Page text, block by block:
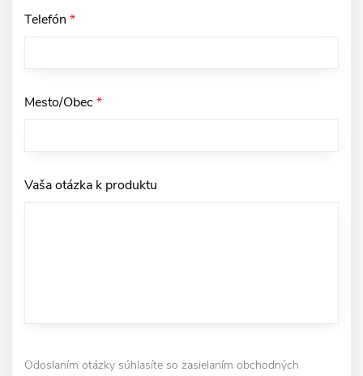
Telefón *
Mesto/Obec*
Vaša otázka k produktu
Odoslaním otázky súhlasíte so zasielaním obchodných